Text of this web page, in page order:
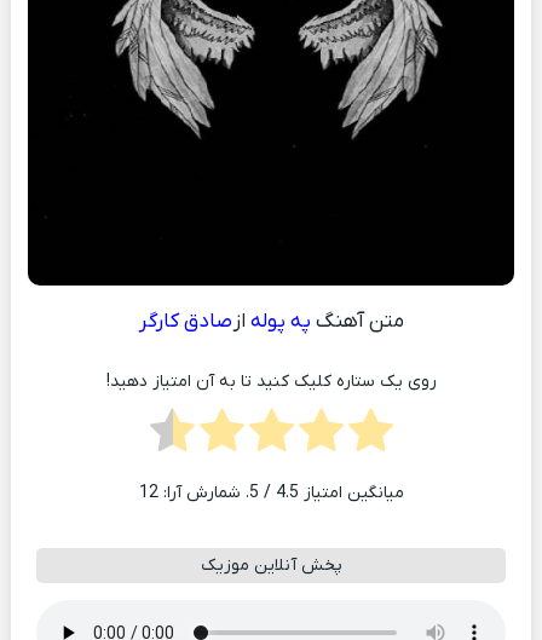
متن آهنگ په پوله از صادق کارگر
روی یک ستاره کلیک کنید تا به آن امتیاز دهید!
میانگین امتیاز 4.5 / 5. شمارش آرا: 12
پخش آنلاین موزیک